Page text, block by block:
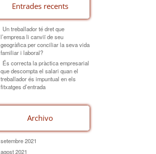
Entrades recents
Un treballador té dret que
l’empresa li canviï de seu
geogràfica per conciliar la seva vida
familiar i laboral?
És correcta la pràctica empresarial
que descompta el salari quan el
treballador és impuntual en els
fitxatges d’entrada
Archivo
setembre 2021
agost 2021